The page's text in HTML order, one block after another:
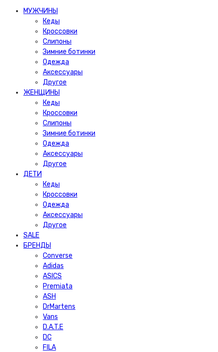
МУЖЧИНЫ
Кеды
Кроссовки
Слипоны
Зимние ботинки
Одежда
Аксессуары
Другое
ЖЕНЩИНЫ
Кеды
Кроссовки
Слипоны
Зимние ботинки
Одежда
Аксессуары
Другое
ДЕТИ
Кеды
Кроссовки
Одежда
Аксессуары
Другое
SALE
БРЕНДЫ
Converse
Adidas
ASICS
Premiata
ASH
DrMartens
Vans
D.A.T.E
DC
FILA